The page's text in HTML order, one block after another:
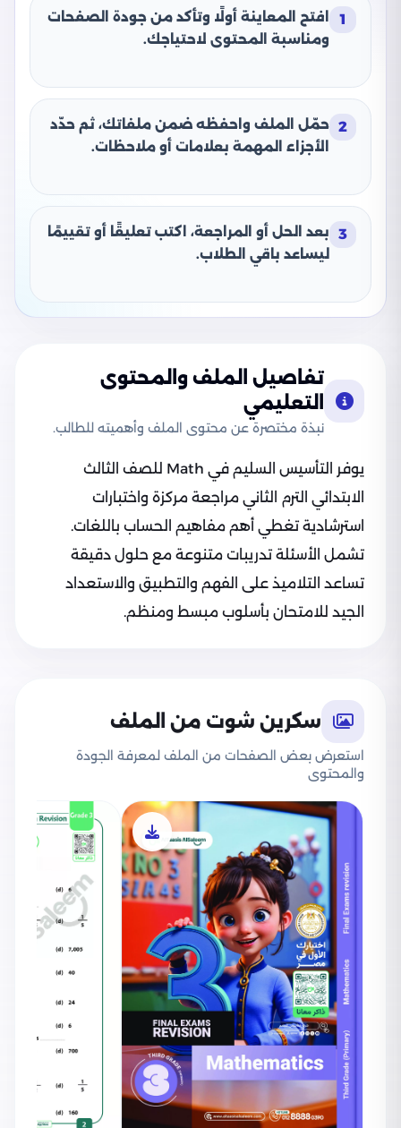
1
افتح المعاينة أولًا وتأكد من جودة الصفحات
ومناسبة المحتوى لاحتياجك.
2 حمّل الملف واحفظه ضمن ملفاتك، ثم حدّد
الأجزاء المهمة بعلامات أو ملاحظات.
3
بعد الحل أو المراجعة، اكتب تعليقًا أو تقييمًا
ليساعد باقي الطلاب.
تفاصيل الملف والمحتوى
التعليمي
نبذة مختصرة عن محتوى الملف وأهميته للطالب.
يوفر التأسيس السليم في Math للصف الثالث
الابتدائي الترم الثاني مراجعة مركزة واختبارات
استرشادية تغطي أهم مفاهيم الحساب باللغات.
تشمل الأسئلة تدريبات متنوعة مع حلول دقيقة
تساعد التلاميذ على الفهم والتطبيق والاستعداد
الجيد للامتحان بأسلوب مبسط ومنظم.
سكرين شوت من الملف
استعرض بعض الصفحات من الملف لمعرفة الجودة
والمحتوى